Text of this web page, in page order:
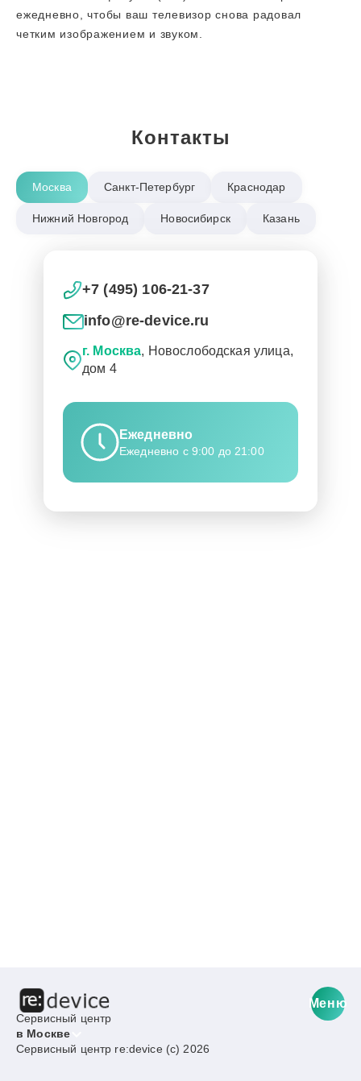
ежедневно, чтобы ваш телевизор снова радовал
четким изображением и звуком.
Контакты
Москва Санкт-Петербург Краснодар
Нижний Новгород Новосибирск Казань
+7 (495) 106-21-37
info@re-device.ru
г. Москва, Новослободская улица,
дом 4
Ежедневно
Ежедневно с 9:00 до 21:00
Сервисный центр
в Москве
Меню
Сервисный центр re:device (c) 2026